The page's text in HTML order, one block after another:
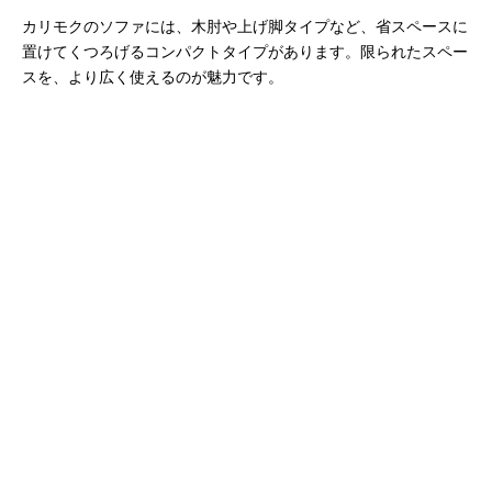
カリモクのソファには、木肘や上げ脚タイプなど、省スペースに
置けてくつろげるコンパクトタイプがあります。限られたスペー
スを、より広く使えるのが魅力です。